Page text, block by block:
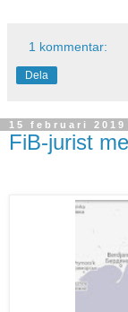
1 kommentar:
Dela
15 februari 2019
FiB-jurist